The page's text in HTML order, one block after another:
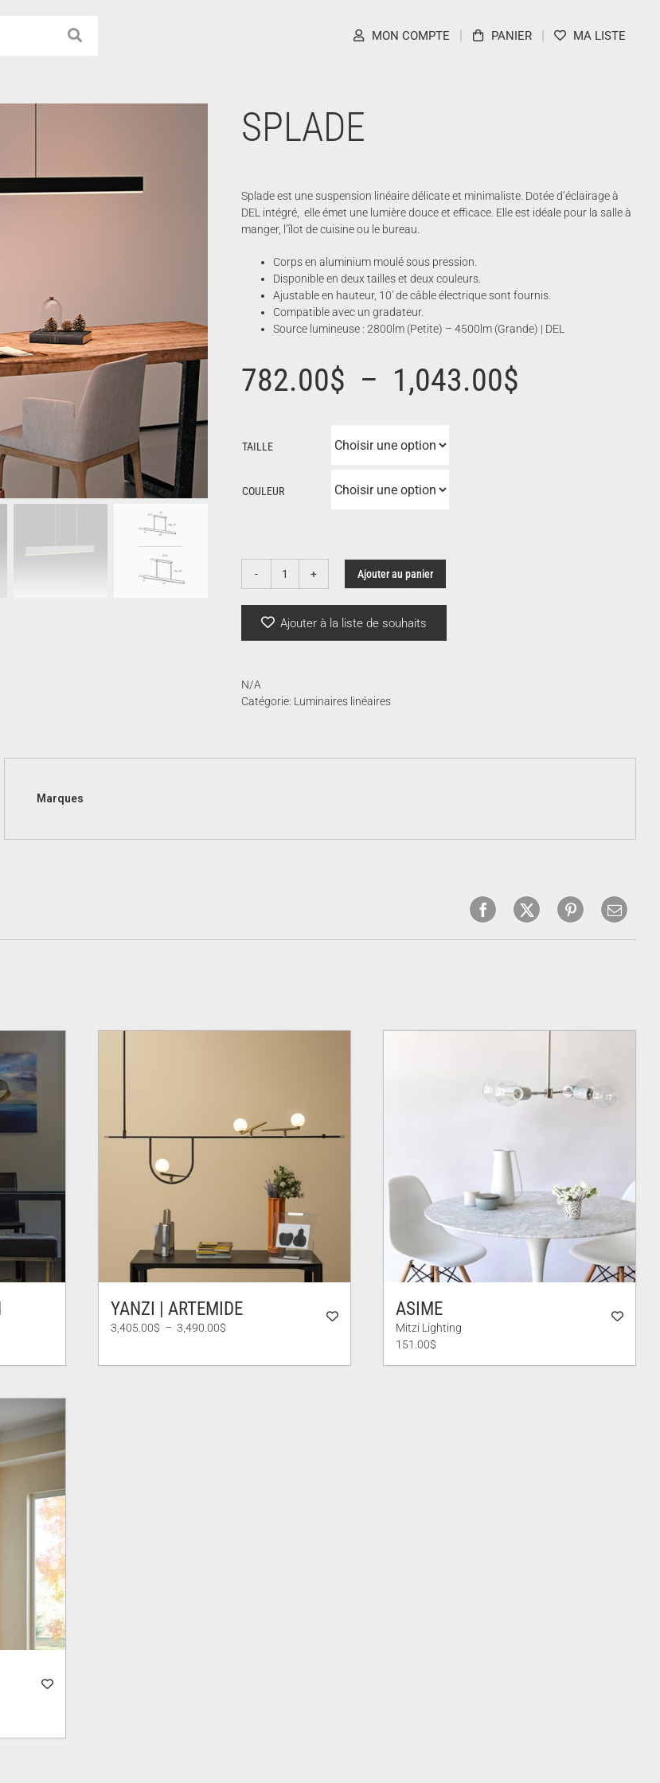
MON COMPTE PANIER MA LISTE
SPLADE
Splade est une suspension linéaire délicate et minimaliste. Dotée d’éclairage à
DEL intégré, elle émet une lumière douce et efficace. Elle est idéale pour la salle à
manger, l’îlot de cuisine ou le bureau.
Corps en aluminium moulé sous pression.
Disponible en deux tailles et deux couleurs.
Ajustable en hauteur, 10′ de câble électrique sont fournis.
Compatible avec un gradateur.
Source lumineuse : 2800lm (Petite) – 4500lm (Grande) | DEL
782.00$ – 1,043.00$
TAILLE
COULEUR
quantité
Ajouter au panier
Ajouter à la liste de souhaits
N/A
Catégorie: Luminaires linéaires
Marques
YANZI | ARTEMIDE
3,405.00$ – 3,490.00$
ASIME
Mitzi Lighting
151.00$